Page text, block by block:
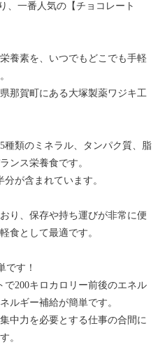
、一番人気の【チョコレート
養素を、いつでもどこでも手軽
那賀町にある大塚製薬ワジキ工
種類のミネラル、タンパク質、脂
ンス栄養食です。
が含まれています。
り、保存や持ち運びが非常に便
食として最適です。
です！
200キロカロリー前後のエネル
ルギー補給が簡単です。
中力を必要とする仕事の合間に
。